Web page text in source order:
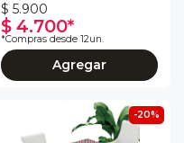
$ 5.900
$ 4.700*
*Compras desde 12un.
Agregar
-20%